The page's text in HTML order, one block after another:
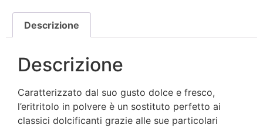
Descrizione
Descrizione
Caratterizzato dal suo gusto dolce e fresco,
l’eritritolo in polvere è un sostituto perfetto ai
classici dolcificanti grazie alle sue particolari